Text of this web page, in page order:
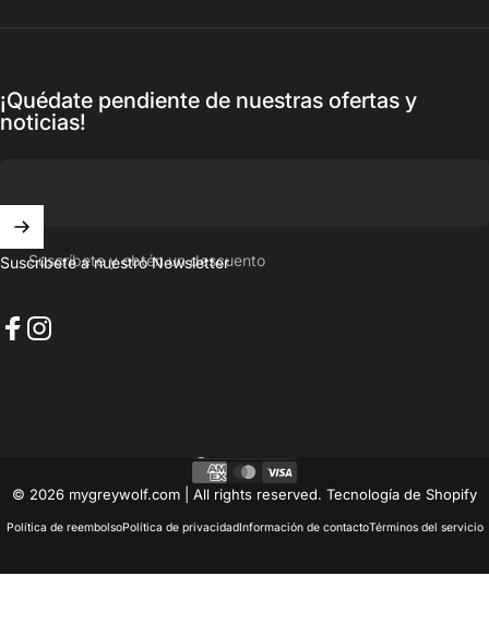
¡Quédate pendiente de nuestras ofertas y
noticias!
Suscríbete y obtén un descuento
Suscríbete a nuestro Newsletter
© 2026 mygreywolf.com | All rights reserved. Tecnología de Shopify
Política de reembolsoPolítica de privacidadInformación de contactoTérminos del servicio
País/región